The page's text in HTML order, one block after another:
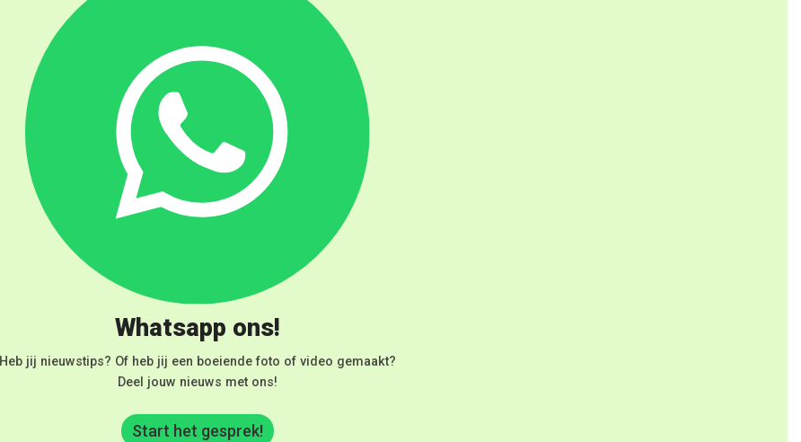
Whatsapp ons!
Heb jij nieuwstips? Of heb jij een boeiende foto of video gemaakt?
Deel jouw nieuws met ons!
Start het gesprek!